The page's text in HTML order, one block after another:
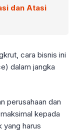
dan Atasi
cara bisnis ini
dalam jangka
perusahaan dan
kepada
yang harus